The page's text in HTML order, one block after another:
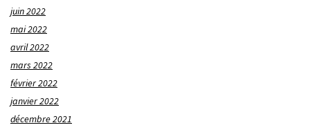
juin 2022
mai 2022
avril 2022
mars 2022
février 2022
janvier 2022
décembre 2021